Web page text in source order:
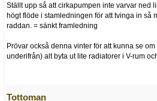
Ställt upp så att cirkapumpen inte varvar ned
högt flöde i stamledningen för att tvinga in så
raddan. = sänkt framledning
Prövar också denna vinter för att kunna se
underifrån) alt byta ut lite radiatorer i V-rum
Tottoman